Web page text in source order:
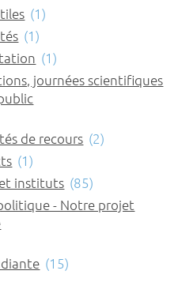
(1)
(1)
(1)
journées scientifiques
de recours (2)
(1)
instituts (85)
- Notre projet
(15)